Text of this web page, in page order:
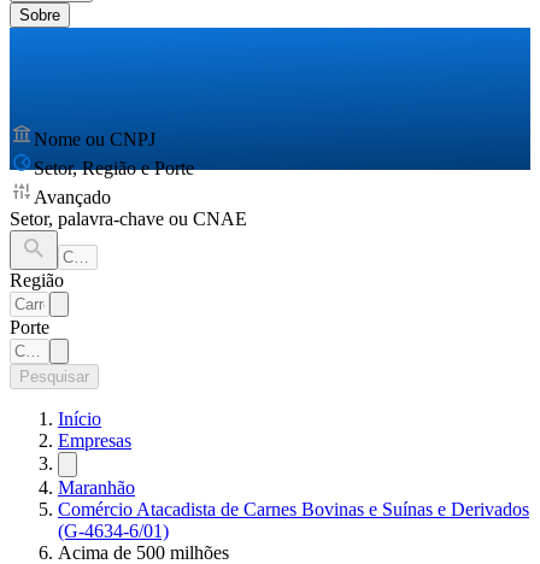
Sobre
Nome ou CNPJ
Setor, Região e Porte
Avançado
Setor, palavra-chave ou CNAE
Região
Porte
Pesquisar
Início
Empresas
Maranhão
Comércio Atacadista de Carnes Bovinas e Suínas e Derivados
(G-4634-6/01)
Acima de 500 milhões